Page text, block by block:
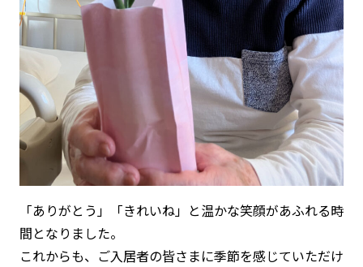
「ありがとう」「きれいね」と温かな笑顔があふれる時
間となりました。
これからも、ご入居者の皆さまに季節を感じていただけ